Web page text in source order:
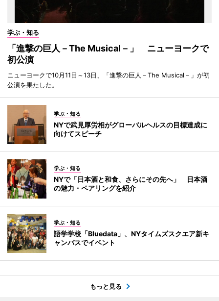
学ぶ・知る
「進撃の巨人－The Musical－」 ニューヨークで
初公演
ニューヨークで10月11日～13日、「進撃の巨人－The Musical－」が初
公演を果たした。
学ぶ・知る
NYで武見厚労相がグローバルヘルスの目標達成に
向けてスピーチ
学ぶ・知る
NYで「日本酒と和食、さらにその先へ」 日本酒
の魅力・ペアリングを紹介
学ぶ・知る
語学学校「Bluedata」、NYタイムズスクエア新キ
ャンパスでイベント
もっと見る